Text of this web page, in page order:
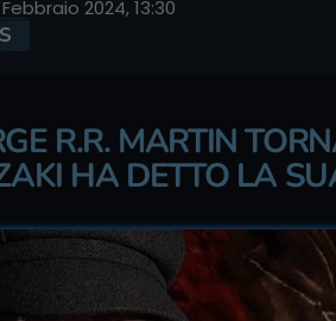
2024, 13:30
R.R. MARTIN
HA DETTO LA